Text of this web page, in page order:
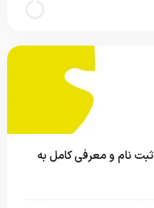
آموزش اسنپ‌ چت Snapchat ثبت نام و معرفی کامل به